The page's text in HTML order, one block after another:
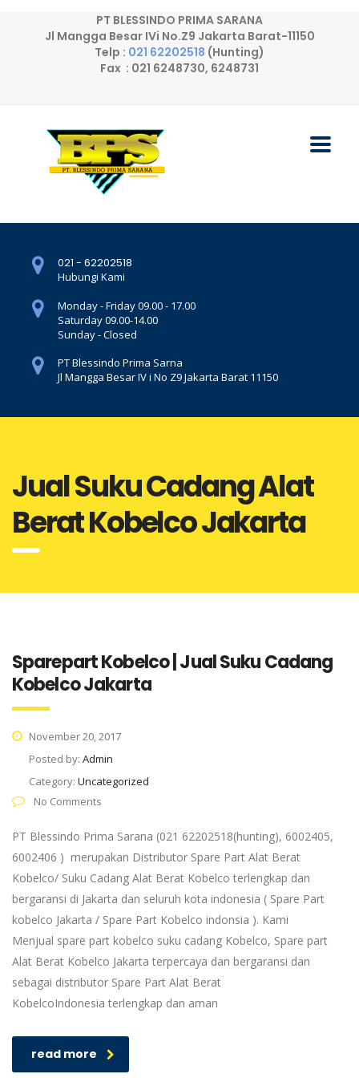
PT BLESSINDO PRIMA SARANA
Jl Mangga Besar IVi No.Z9 Jakarta Barat-11150
Telp : 021 62202518 (Hunting)
Fax : 021 6248730, 6248731
021 - 62202518
Hubungi Kami
Monday - Friday 09.00 - 17.00
Saturday 09.00-14.00
Sunday - Closed
PT Blessindo Prima Sarna
Jl Mangga Besar IV i No Z9 Jakarta Barat 11150
Jual Suku Cadang Alat
Berat Kobelco Jakarta
Sparepart Kobelco | Jual Suku Cadang
Kobelco Jakarta
November 20, 2017
Posted by: Admin
Category: Uncategorized
No Comments
PT Blessindo Prima Sarana (021 62202518(hunting), 6002405,
6002406 ) merupakan Distributor Spare Part Alat Berat
Kobelco/ Suku Cadang Alat Berat Kobelco terlengkap dan
bergaransi di Jakarta dan seluruh kota indonesia ( Spare Part
kobelco Jakarta / Spare Part Kobelco indonsia ). Kami
Menjual spare part kobelco suku cadang Kobelco, Spare part
Alat Berat Kobelco Jakarta terpercaya dan bergaransi dan
sebagai distributor Spare Part Alat Berat
KobelcoIndonesia terlengkap dan aman
read more